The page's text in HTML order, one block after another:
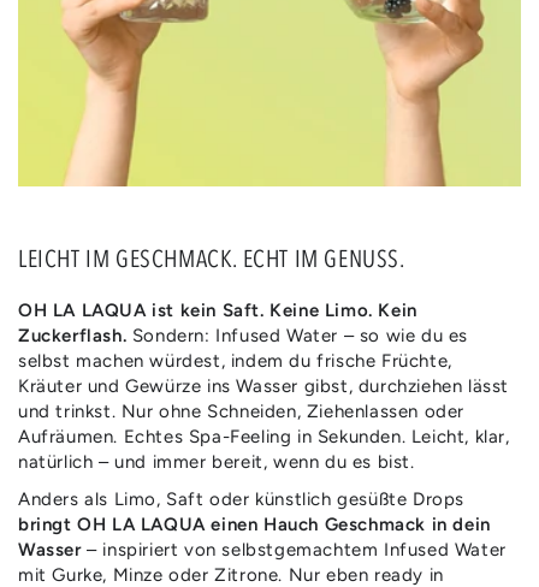
LEICHT IM GESCHMACK. ECHT IM GENUSS.
OH LA LAQUA ist kein Saft. Keine Limo. Kein
Zuckerflash. Sondern: Infused Water – so wie du es
selbst machen würdest, indem du frische Früchte,
Kräuter und Gewürze ins Wasser gibst, durchziehen lässt
und trinkst. Nur ohne Schneiden, Ziehenlassen oder
Aufräumen. Echtes Spa-Feeling in Sekunden. Leicht, klar,
natürlich – und immer bereit, wenn du es bist.
Anders als Limo, Saft oder künstlich gesüßte Drops
bringt OH LA LAQUA einen Hauch Geschmack in dein
Wasser– inspiriert von selbstgemachtem Infused Water
mit Gurke, Minze oder Zitrone. Nur eben ready in